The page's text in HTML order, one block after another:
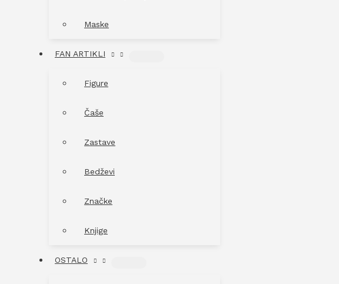
Maske
FAN ARTIKLI
Figure
Čaše
Zastave
Bedževi
Značke
Knjige
OSTALO